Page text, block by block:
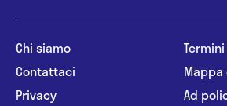
Chi siamo
Contattaci
Privacy
Ad